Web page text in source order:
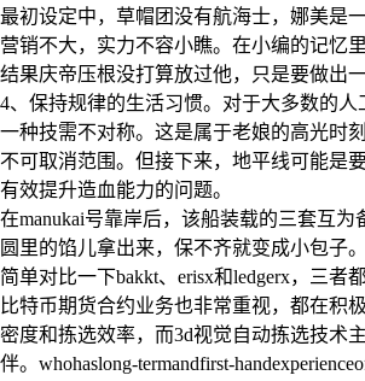
最初设定中，草帽团没有航海士，娜美是
营销不大，实力不容小瞧。在小编的记忆
结果庆帝压根没打算放过他，只是要做出
4、保持规律的生活习惯。对于大多数的
一种技需不对称。这是属于老娘的高光时
不可取消范围。但接下来，地平线可能是
有效提升造血能力的问题。
在manukai号靠岸后，该船装载的三套互
圆里的馅儿拿出来，保不齐就变成小包子
简单对比一下bakkt、erisx和ledgerx，三
比特币期货合约业务也非常重视，都在积
密度和拣选效率，而3d视觉自动拣选技术
伴。whohaslong-termandfirst-